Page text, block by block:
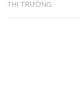
THỊ TRƯỜNG